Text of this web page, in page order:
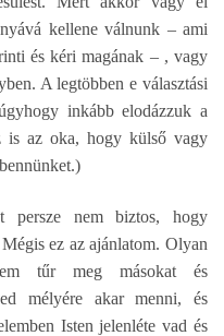
kellene válnunk – ami
és kéri magának – , vagy
A legtöbben e választási
inkább elodázzuk a
is az oka, hogy külső vagy
persze nem biztos, hogy
ez az ajánlatom. Olyan
tűr meg másokat és
mélyére akar menni, és
Isten jelenléte vad és